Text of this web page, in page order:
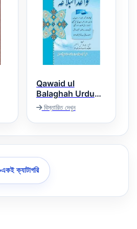
Qawaid ul
Balaghah Urdu
قواعد البلاغہ اردو
বিস্তারিত দেখুন
একই ক্যাটাগরি